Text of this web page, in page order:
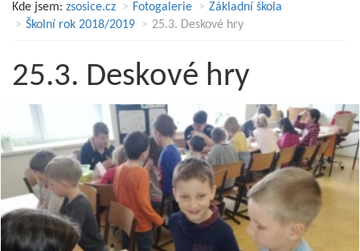
Kde jsem: zsosice.cz Fotogalerie
Základní škola
Školní rok 2018/2019
25.3. Deskové hry
25.3. Deskové hry